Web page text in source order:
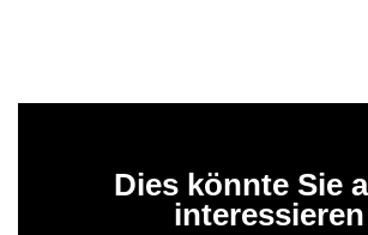
Dies könnte Sie
interessieren